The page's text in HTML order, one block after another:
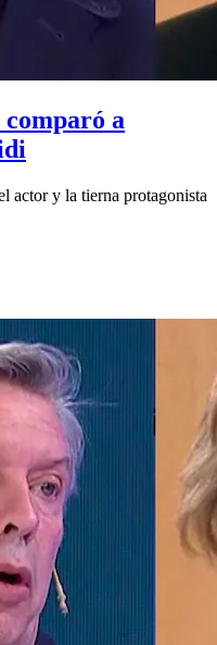
a
actor y la tierna protagonista